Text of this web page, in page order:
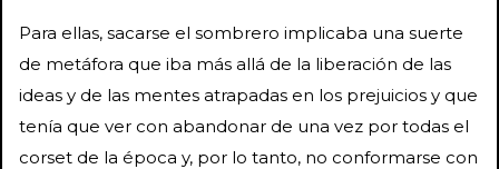
Para ellas, sacarse el sombrero implicaba una suerte
de metáfora que iba más allá de la liberación de las
ideas y de las mentes atrapadas en los prejuicios y que
tenía que ver con abandonar de una vez por todas el
corset de la época y, por lo tanto, no conformarse con